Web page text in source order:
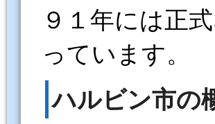
９１年には正
っています。
ハルビン市の